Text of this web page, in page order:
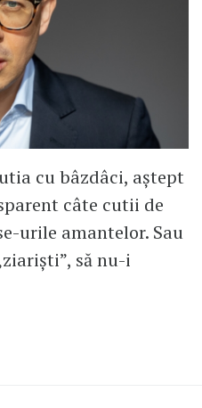
cu bâzdâci, aștept
câte cutii de
urile amantelor. Sau
să nu-i